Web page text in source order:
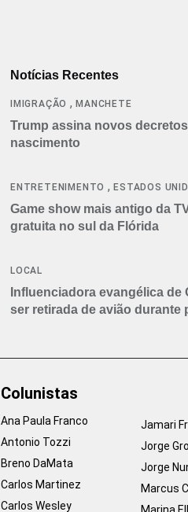
Notícias Recentes
IMIGRAÇÃO ,MANCHETE
Trump assina novos
nascimento
ENTRETENIMENTO ,ESTADOS
Game show mais antigo da
gratuita no sul da Flórida
LOCAL
Influenciadora evangélica de
ser retirada de avião durante
Colunistas
Ana Paula Franco
Antonio Tozzi
Breno DaMata
Carlos Martinez
Carlos Wesley
Jamari
Jorge
Jorge
Marcus